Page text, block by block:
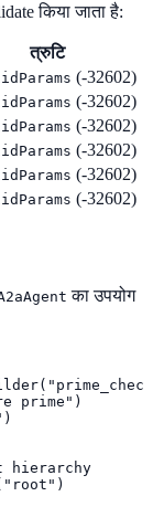
किया जाता है:
त्रुटि
(-32602)
(-32602)
(-32602)
(-32602)
(-32602)
(-32602)
का उपयोग
prime")
hierarchy